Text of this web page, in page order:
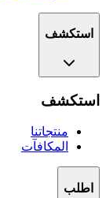
استكشف
استكشف
منتجاتنا
المكافآت
اطلب